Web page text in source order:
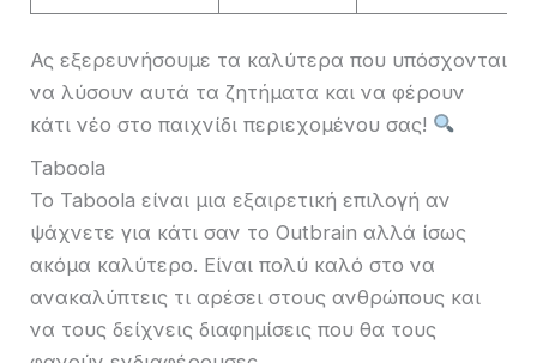
Ας εξερευνήσουμε τα καλύτερα που υπόσχονται
να λύσουν αυτά τα ζητήματα και να φέρουν
κάτι νέο στο παιχνίδι περιεχομένου σας!
Taboola
Το Taboola είναι μια εξαιρετική επιλογή αν
ψάχνετε για κάτι σαν το Outbrain αλλά ίσως
ακόμα καλύτερο. Είναι πολύ καλό στο να
ανακαλύπτεις τι αρέσει στους ανθρώπους και
να τους δείχνεις διαφημίσεις που θα τους